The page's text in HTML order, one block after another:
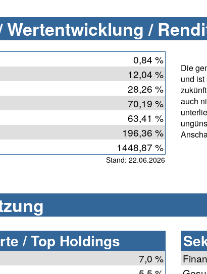
Wertentwicklung /
0,84 %
12,04 %
28,26 %
70,19 %
63,41 %
196,36 %
1448,87 %
Stand: 22.06.2026
Die
und
auch
/ Top Holdings
7,0 %